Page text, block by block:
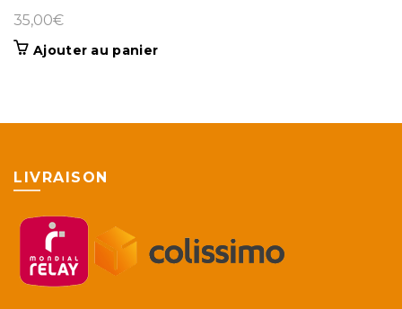
35,00€
Ajouter au panier
LIVRAISON